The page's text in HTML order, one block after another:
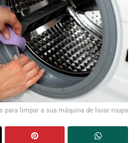
para limpar a sua máquina de lavar roupa